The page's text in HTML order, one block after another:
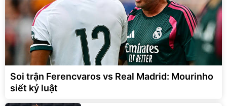
Soi trận Ferencvaros vs Real Madrid: Mourinho
siết kỷ luật